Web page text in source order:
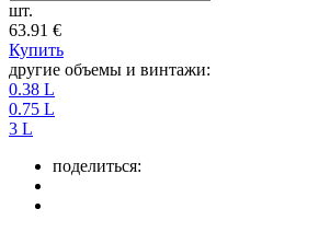
шт.
63.91 €
Купить
другие объемы и винтажи:
0.38 L
0.75 L
3 L
поделиться: